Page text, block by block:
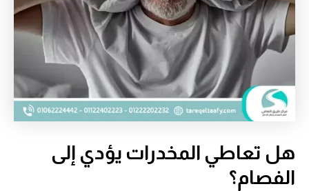
هل تعاطي المخدرات يؤدي إلى
الفصام؟